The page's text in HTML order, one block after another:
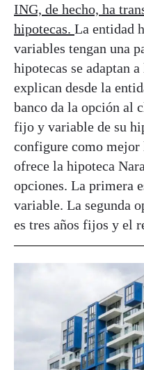
ING, de hecho, ha
hipotecas. La entidad
variables tengan una
hipotecas se adaptan
explican desde la
banco da la opción al
fijo y variable de su
configure como
ofrece la hipoteca
opciones. La primera
variable. La segunda
es tres años fijos y el